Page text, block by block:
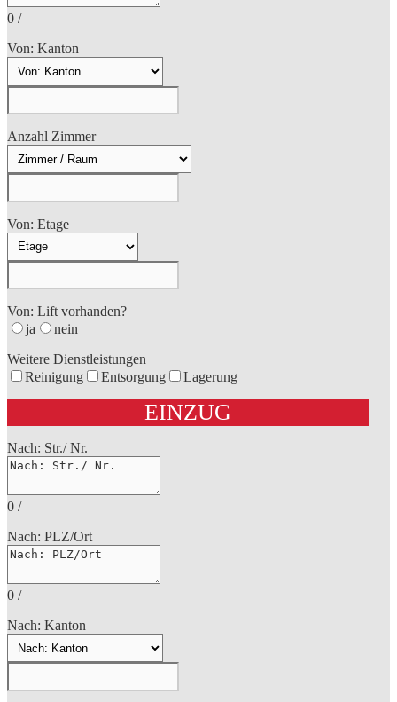
0 /
Von: Kanton
Anzahl Zimmer
Von: Etage
Von: Lift vorhanden?
ja
nein
Weitere Dienstleistungen
Reinigung
Entsorgung Lagerung
EINZUG
Nach: Str./ Nr.
0 /
Nach: PLZ/Ort
0 /
Nach: Kanton